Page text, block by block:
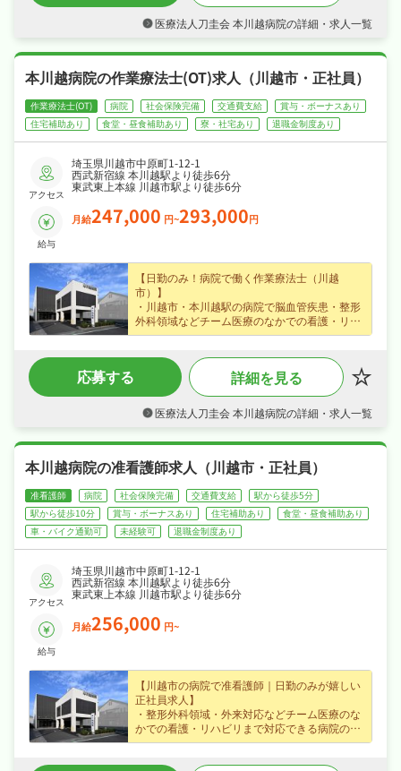
・日勤のみ、年末年始休暇・誕生日休暇など長
期休暇も取りやすくプライベートも大切にしな
・社会保険完備、退職金制度あり、住宅補助・
社宅制度ありなど福利厚生も充実、はじめての
方も安心して飛び込める職場です♪
医療法人刀圭会 本川越病院の詳細・求人一覧
本川越病院の作業療法士(OT)求人（川越市・正社員）
作業療法士(OT) 病院 社会保険完備 交通費支給
賞与・ボーナスあり
住宅補助あり
食堂・昼食補助あり 寮・社宅あり 退職金制度あり
アクセス
埼玉県川越市中原町1-12-1
西武新宿線 本川越駅より徒歩6分
東武東上本線 川越市駅より徒歩6分
給与
月給247,000 円~293,000円
【日勤のみ！病院で働く作業療法士（川越
市）】
・川越市・本川越駅の病院で脳血管疾患・整形
外科領域などチーム医療のなかでの看護・リハ
ビリに携わる作業療法士求人、あなたの経験を
・賞与年2回・住宅手当・家族手当など各種手
当・昇給ありなど好待遇で、月給24.7〜29.3万
円の正社員求人、あなたの経験を正当に評価し
ます☆
・年末年始休暇・誕生日休暇など長期休暇も取
立もしやすい職場です☆
・社会保険完備、退職金制度あり、住宅補助・
社宅制度ありで、あなたの「働きたい」を全力
でサポートします☆
応募する 詳細を見る
医療法人刀圭会 本川越病院の詳細・求人一覧
本川越病院の准看護師求人（川越市・正社員）
准看護師 病院 社会保険完備 交通費支給
駅から徒歩5分
駅から徒歩10分
賞与・ボーナスあり 住宅補助あり
食堂・昼食補助あり
車・バイク通勤可
未経験可 退職金制度あり
アクセス
埼玉県川越市中原町1-12-1
西武新宿線 本川越駅より徒歩6分
東武東上本線 川越市駅より徒歩6分
給与
月給256,000 円~
【川越市の病院で准看護師｜日勤のみが嬉しい
正社員求人】
・整形外科領域・外来対応などチーム医療のな
かでの看護・リハビリまで対応できる病院の准
看護師募集（川越市・本川越駅）、経験不問な